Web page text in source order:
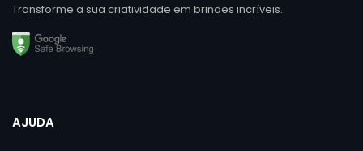
Transforme a sua criatividade em brindes incríveis.
AJUDA